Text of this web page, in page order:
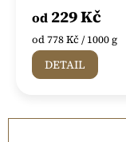
produktu
je
5,0
5
od 229 Kč
Měrná
cena:
od 778 Kč / 1000 g
DETAIL